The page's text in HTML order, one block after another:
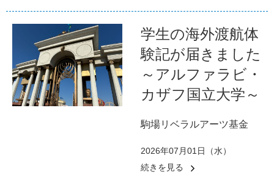
学生の海外渡航体
験記が届きました
～アルファラビ・
カザフ国立大学～
駒場リベラルアーツ基金
2026年07月01日（水）
続きを見る